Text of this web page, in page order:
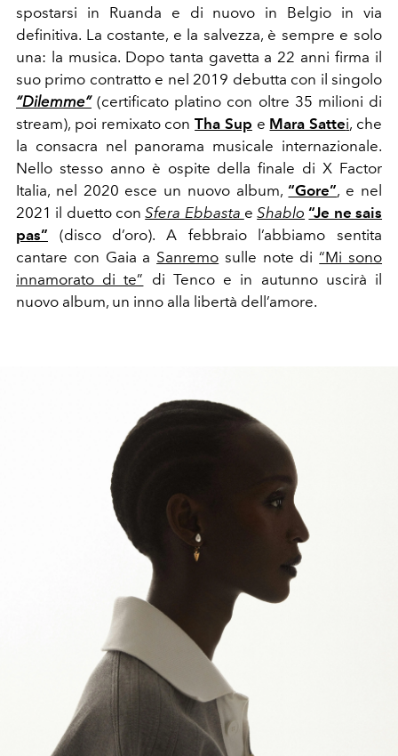
spostarsi in Ruanda e di nuovo in Belgio in via
definitiva. La costante, e la salvezza, è sempre e solo
una: la musica. Dopo tanta gavetta a 22 anni firma il
suo primo contratto e nel 2019 debutta con il singolo
“Dilemme”(certificato platino con oltre 35 milioni di
stream), poi remixato conTha Sup e Mara Sattei, che
la consacra nel panorama musicale internazionale.
Nello stesso anno è ospite della finale di X Factor
Italia, nel 2020 esce un nuovo album,“Gore”, e nel
2021 il duetto conSfera Ebbasta eShablo “Je ne sais
pas” (disco d’oro). A febbraio l’abbiamo sentita
cantare con Gaia a Sanremo sulle note di“Mi sono
innamorato di te” di Tenco e in autunno uscirà il
nuovo album, un inno alla libertà dell’amore.